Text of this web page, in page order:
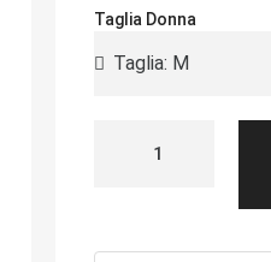
Taglia Donna